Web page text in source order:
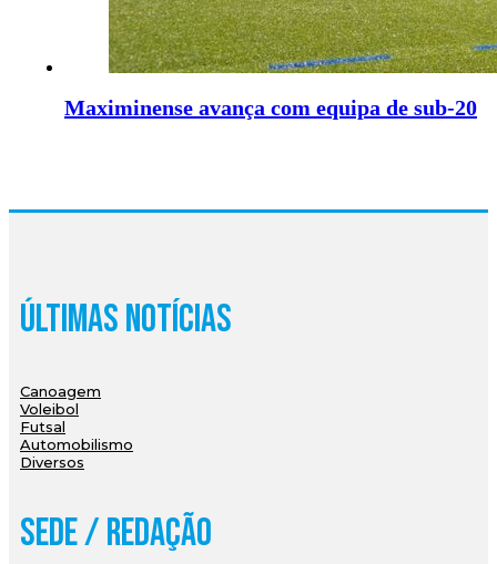
Maximinense avança com equipa de sub-20
Últimas Notícias
Canoagem
Voleibol
Futsal
Automobilismo
Diversos
Sede / Redação